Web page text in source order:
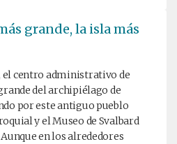
grande, la isla más
el centro administrativo de
del archipiélago de
por este antiguo pueblo
y el Museo de Svalbard
en los alrededores